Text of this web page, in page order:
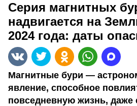
Серия магнитных
надвигается на
2024 года: даты
Магнитные бури —
явление, способное
повседневную жизнь, даже